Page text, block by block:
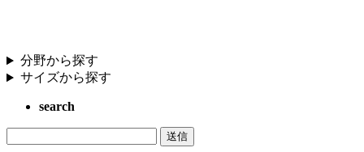
分野から探す
サイズから探す
search